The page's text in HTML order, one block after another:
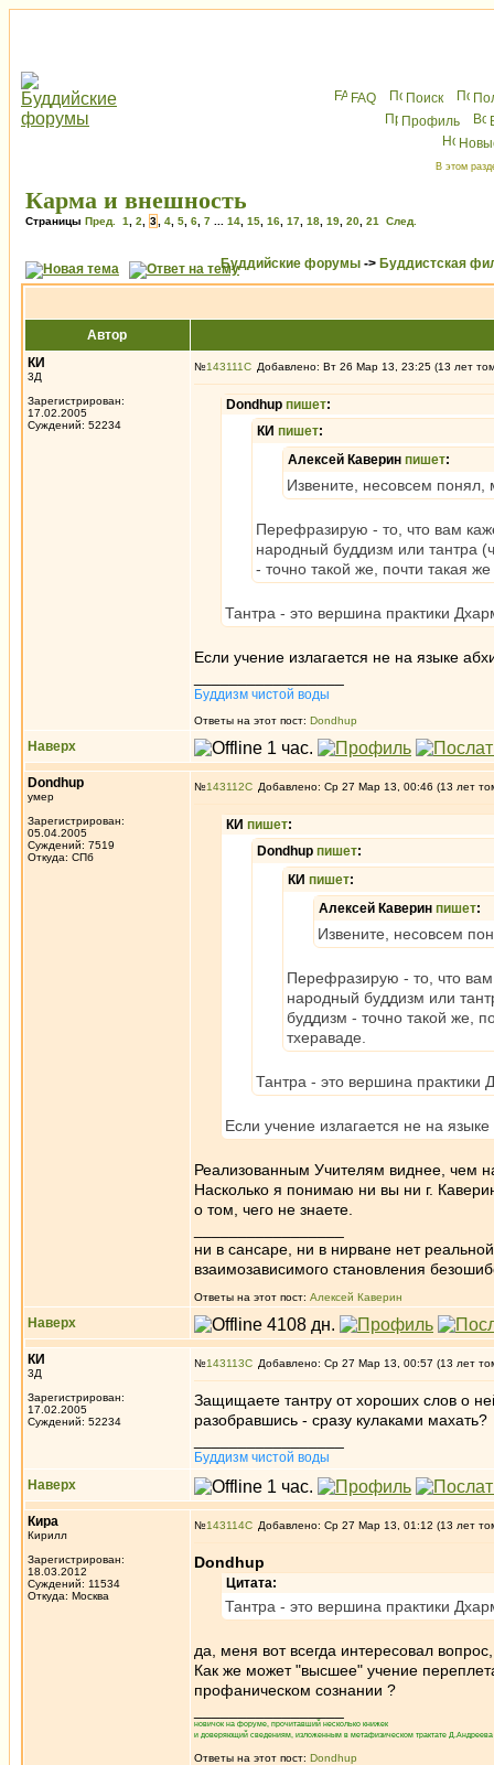
FAQ Поиск
Профиль
В этом
Карма и внешность
Страницы Пред. 1 2 3 4 5 6 7 14 15 16 17 18 19 20 21 След.
Буддийские форумы -> Буддистская
Автор
КИ
3Д
Зарегистрирован:
17.02.2005
Суждений: 52234
№143111 Добавлено: Вт 26 Мар 13, 23:25 (13 лет
Dondhup пишет:
КИ пишет:
Алексей Каверин пишет:
Извените, несовсем
Перефразирую - то, что вам
народный буддизм или тантра
- точно такой же, почти такая
Тантра - это вершина практики
Если учение излагается не на языке
Буддизм чистой воды
Ответы на этот пост: Dondhup
Наверх
Dondhup
умер
Зарегистрирован:
05.04.2005
Суждений: 7519
Откуда: СПб
№143112 Добавлено: Ср 27 Мар 13, 00:46 (13 лет
КИ пишет:
Dondhup пишет:
КИ пишет:
Алексей Каверин пишет:
Извените, несовсем
Перефразирую - то, что
народный буддизм или
буддизм - точно такой же,
тхераваде.
Тантра - это вершина
Если учение излагается не на
Реализованным Учителям виднее, чем
Насколько я понимаю ни вы ни г.
о том, чего не знаете.
ни в сансаре, ни в нирване нет
взаимозависимого становления
Ответы на этот пост: Алексей Каверин
Наверх
КИ
3Д
Зарегистрирован:
17.02.2005
Суждений: 52234
№143113 Добавлено: Ср 27 Мар 13, 00:57 (13 лет
Защищаете тантру от хороших слов о
разобравшись - сразу кулаками махать?
Буддизм чистой воды
Наверх
Кира
Кирилл
Зарегистрирован:
18.03.2012
Суждений: 11534
Откуда: Москва
№143114 Добавлено: Ср 27 Мар 13, 01:12 (13 лет
Dondhup
Цитата:
Тантра - это вершина практики
да, меня вот всегда интересовал
Как же может "высшее" учение
профаническом сознании ?
новичок на форуме, прочитавший несколько книжек
и доверяющий сведениям, изложенным в метафизическом трактате
Ответы на этот пост: Dondhup